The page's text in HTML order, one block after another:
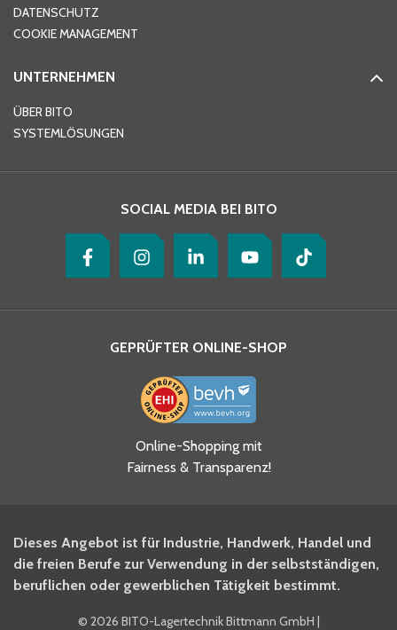
DATENSCHUTZ
COOKIE MANAGEMENT
UNTERNEHMEN
ÜBER BITO
SYSTEMLÖSUNGEN
SOCIAL MEDIA BEI BITO
GEPRÜFTER ONLINE-SHOP
Online-Shopping mit
Fairness & Transparenz!
Dieses Angebot ist für Industrie, Handwerk, Handel und
die freien Berufe zur Verwendung in der selbstständigen,
beruflichen oder gewerblichen Tätigkeit bestimmt.
© 2026 BITO-Lagertechnik Bittmann GmbH |